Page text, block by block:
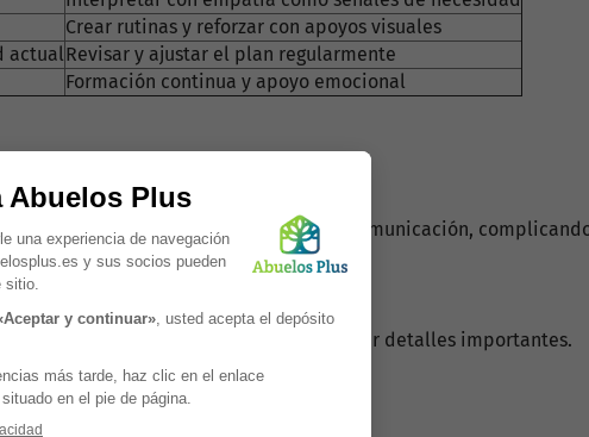
Crear rutinas y reforzar con apoyos visuales
actualRevisar y ajustar el plan regularmente
Formación continua y apoyo emocional
adultos mayores?
que dificulta la memoria, el juicio y la comunicación,
con demencia?
mostrar cambios de conducta y olvidar detalles importantes.
demencia?
del entorno, entre otras.